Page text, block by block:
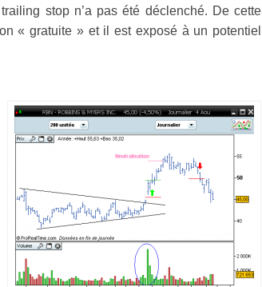
stop n’a pas été déclenché. De cette
« gratuite » et il est exposé à un potentiel